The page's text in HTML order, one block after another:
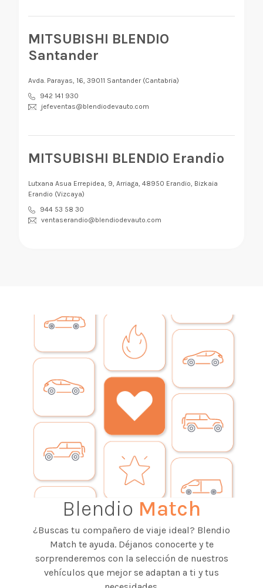
MITSUBISHI BLENDIO
Santander
Avda. Parayas, 16, 39011 Santander (Cantabria)
942 141 930
jefeventas@blendiodevauto.com
MITSUBISHI BLENDIO Erandio
Lutxana Asua Errepidea, 9, Arriaga, 48950 Erandio, Bizkaia
Erandio (Vizcaya)
944 53 58 30
ventaserandio@blendiodevauto.com
Blendio Match
¿Buscas tu compañero de viaje ideal? Blendio
Match te ayuda. Déjanos conocerte y te
sorprenderemos con la selección de nuestros
vehículos que mejor se adaptan a ti y tus